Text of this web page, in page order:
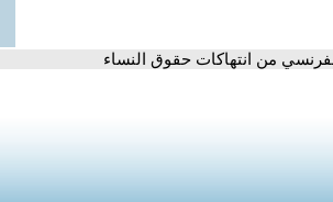
من انتهاكات حقوق النساء